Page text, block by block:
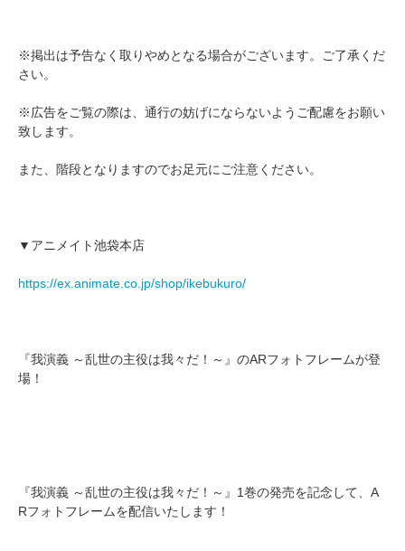
※掲出は予告なく取りやめとなる場合がございます。ご了承くだ
さい。
※広告をご覧の際は、通行の妨げにならないようご配慮をお願い
致します。
また、階段となりますのでお足元にご注意ください。
▼アニメイト池袋本店
https://ex.animate.co.jp/shop/ikebukuro/
『我演義 ～乱世の主役は我々だ！～』のARフォトフレームが登
場！
『我演義 ～乱世の主役は我々だ！～』1巻の発売を記念して、A
Rフォトフレームを配信いたします！